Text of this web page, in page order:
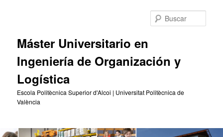
Máster Universitario en
Ingeniería de Organización y
Logística
Escola Politècnica Superior d'Alcoi | Universitat Politècnica de
València